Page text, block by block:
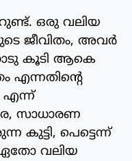
ഒരു വലിയ
ജീവിതം, അവർ
കൂടി ആകെ
എന്നതിന്റെ
എന്ന്
സാധാരണ
കുട്ടി, പെട്ടെന്ന്
വലിയ